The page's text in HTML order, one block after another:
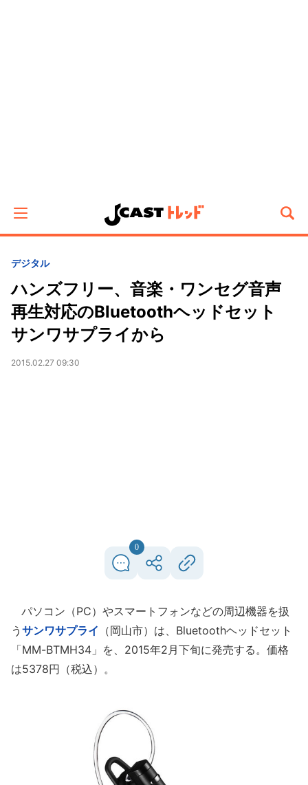
デジタル
ハンズフリー、音楽・ワンセグ音声
再生対応のBluetoothヘッドセット
サンワサプライから
2015.02.27 09:30
0
パソコン（PC）やスマートフォンなどの周辺機器を扱
う サンワサプライ （岡山市）は、Bluetoothヘッドセット
「MM-BTMH34」を、2015年2月下旬に発売する。価格
は5378円（税込）。